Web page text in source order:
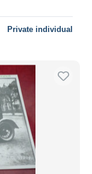
Private individual